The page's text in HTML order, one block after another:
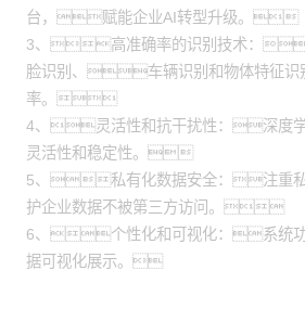
台，赋能企业AI转型升级。
3、高准确率的识别技术：
脸识别、车辆识别和物体特征识
率。
4、灵活性和抗干扰性：深度学
灵活性和稳定性。
5、私有化数据安全：注重
护企业数据不被第三方访问。
6、个性化和可视化：系统
据可视化展示。